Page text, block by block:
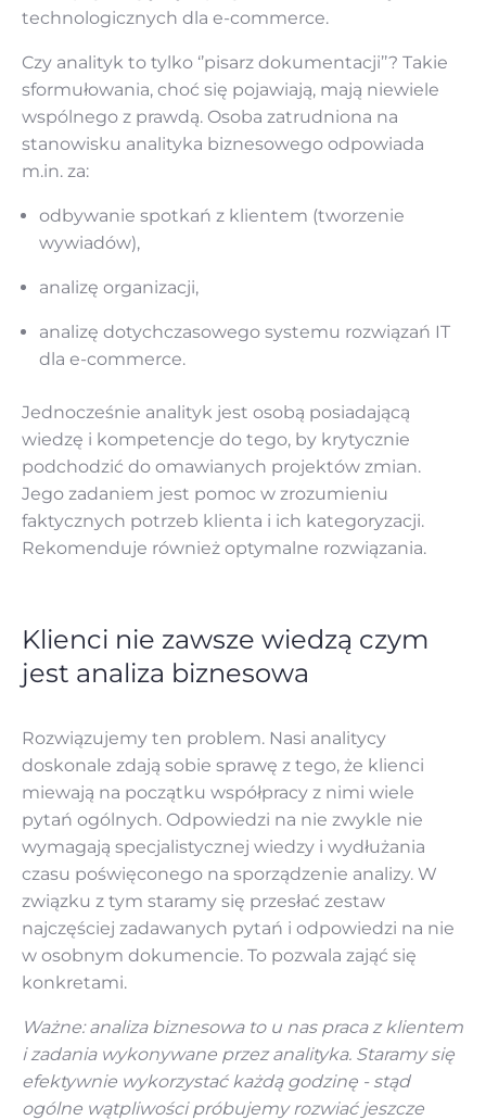
technologicznych dla e-commerce.
Czy analityk to tylko ‘’pisarz dokumentacji’’? Takie
sformułowania, choć się pojawiają, mają niewiele
wspólnego z prawdą. Osoba zatrudniona na
stanowisku analityka biznesowego odpowiada
m.in. za:
odbywanie spotkań z klientem (tworzenie
wywiadów),
analizę organizacji,
analizę dotychczasowego systemu rozwiązań IT
dla e-commerce.
Jednocześnie analityk jest osobą posiadającą
wiedzę i kompetencje do tego, by krytycznie
podchodzić do omawianych projektów zmian.
Jego zadaniem jest pomoc w zrozumieniu
faktycznych potrzeb klienta i ich kategoryzacji.
Rekomenduje również optymalne rozwiązania.
Klienci nie zawsze wiedzą czym
jest analiza biznesowa
Rozwiązujemy ten problem. Nasi analitycy
doskonale zdają sobie sprawę z tego, że klienci
miewają na początku współpracy z nimi wiele
pytań ogólnych. Odpowiedzi na nie zwykle nie
wymagają specjalistycznej wiedzy i wydłużania
czasu poświęconego na sporządzenie analizy. W
związku z tym staramy się przesłać zestaw
najczęściej zadawanych pytań i odpowiedzi na nie
w osobnym dokumencie. To pozwala zająć się
konkretami.
Ważne: analiza biznesowa to u nas praca z klientem
i zadania wykonywane przez analityka. Staramy się
efektywnie wykorzystać każdą godzinę - stąd
ogólne wątpliwości próbujemy rozwiać jeszcze